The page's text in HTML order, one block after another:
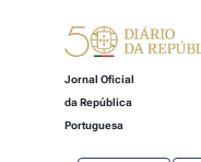
Jornal Oficial
da República
Portuguesa